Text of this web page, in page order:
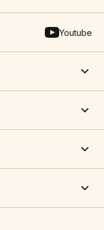
Youtube